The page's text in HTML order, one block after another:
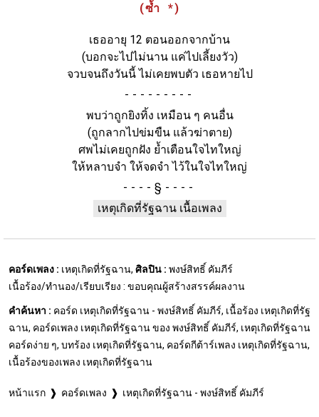
(ซ้ำ *)
เธออายุ 12 ตอนออกจากบ้าน
(บอกจะไปไม่นาน แค่ไปเลี้ยงวัว)
จวบจนถึงวันนี้ ไม่เคยพบตัว เธอหายไป
-
พบว่าถูกยิงทิ้ง เหมือน ๆ คนอื่น
(ถูกลากไปข่มขืน แล้วฆ่าตาย)
ศพไม่เคยถูกฝัง ย้ำเตือนใจไทใหญ่
ให้หลาบจำ ให้จดจำ ไว้ในใจไทใหญ่
§
เหตุเกิดที่รัฐฉาน เนื้อเพลง
คอร์ดเพลง : เหตุเกิดที่รัฐฉาน, ศิลปิน : พงษ์สิทธิ์ คัมภีร์
เนื้อร้อง/ทำนอง/เรียบเรียง : ขอบคุณผู้สร้างสรรค์ผลงาน
คำค้นหา : คอร์ด เหตุเกิดที่รัฐฉาน - พงษ์สิทธิ์ คัมภีร์, เนื้อร้อง เหตุเกิดที่รัฐ
ฉาน, คอร์ดเพลง เหตุเกิดที่รัฐฉาน ของ พงษ์สิทธิ์ คัมภีร์, เหตุเกิดที่รัฐฉาน
คอร์ดง่าย ๆ, บทร้อง เหตุเกิดที่รัฐฉาน, คอร์ดกีต้าร์เพลง เหตุเกิดที่รัฐฉาน,
เนื้อร้องของเพลง เหตุเกิดที่รัฐฉาน
หน้าแรก คอร์ดเพลง เหตุเกิดที่รัฐฉาน - พงษ์สิทธิ์ คัมภีร์